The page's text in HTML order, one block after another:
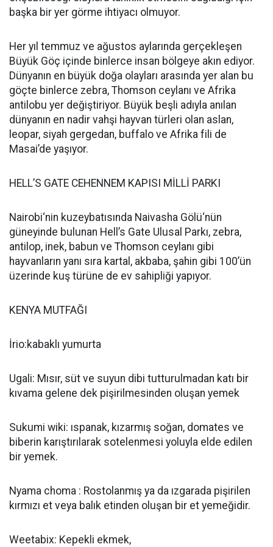
başka bir yer görme ihtiyacı olmuyor.
Her yıl temmuz ve ağustos aylarında gerçekleşen
Büyük Göç içinde binlerce insan bölgeye akın ediyor.
Dünyanın en büyük doğa olayları arasında yer alan bu
göçte binlerce zebra, Thomson ceylanı ve Afrika
antilobu yer değiştiriyor. Büyük beşli adıyla anılan
dünyanın en nadir vahşi hayvan türleri olan aslan,
leopar, siyah gergedan, buffalo ve Afrika fili de
Masai’de yaşıyor.
HELL’S GATE CEHENNEM KAPISI MİLLİ PARKI
Nairobi‘nin kuzeybatısında Naivasha Gölü‘nün
güneyinde bulunan Hell’s Gate Ulusal Parkı, zebra,
antilop, inek, babun ve Thomson ceylanı gibi
hayvanların yanı sıra kartal, akbaba, şahin gibi 100’ün
üzerinde kuş türüne de ev sahipliği yapıyor.
KENYA MUTFAĞI
İrio:kabaklı yumurta
Ugali: Mısır, süt ve suyun dibi tutturulmadan katı bir
kıvama gelene dek pişirilmesinden oluşan yemek
Sukumi wiki: ıspanak, kızarmış soğan, domates ve
biberin karıştırılarak sotelenmesi yoluyla elde edilen
bir yemek.
Nyama choma : Rostolanmış ya da ızgarada pişirilen
kırmızı et veya balık etinden oluşan bir et yemeğidir.
Weetabix: Kepekli ekmek,